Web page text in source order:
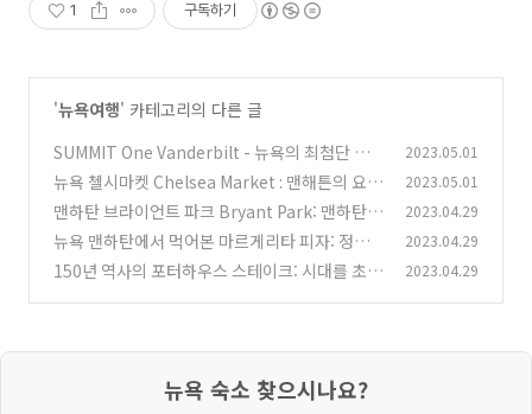
1 구독하기
'뉴욕여행' 카테고리의 다른 글
SUMMIT One Vanderbilt - 뉴욕의 최첨단 전
망대
(0)
2023.05.01
뉴욕 첼시마켓 Chelsea Market : 맨해튼의 요리
및 쇼핑 천국
(0)
2023.05.01
맨하탄 브라이언트 파크 Bryant Park: 맨하탄
중심부의 도시 오아시스
(0)
2023.04.29
뉴욕 맨하탄에서 먹어본 마르게리타 피자: 정통
이탈리아 요리
(0)
2023.04.29
150년 역사의 포터하우스 스테이크: 시대를 초월
2023.04.29
뉴욕 숙소 찾으시나요?